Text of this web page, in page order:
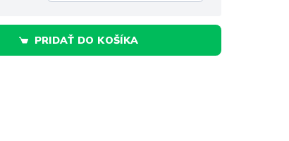
PRIDAŤ DO KOŠÍKA